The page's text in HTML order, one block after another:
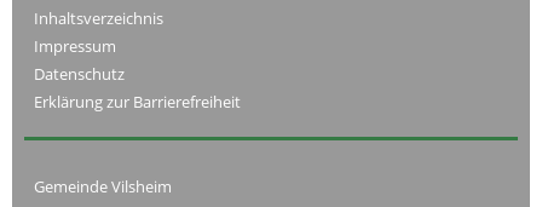
Inhaltsverzeichnis
Impressum
Datenschutz
Erklärung zur Barrierefreiheit
Gemeinde Vilsheim